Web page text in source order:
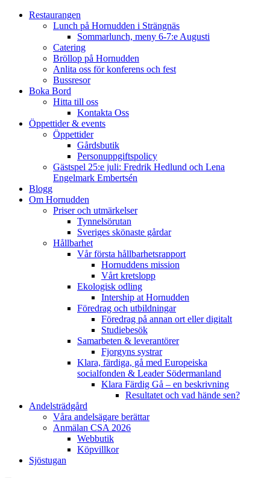
Restaurangen
Lunch på Hornudden i Strängnäs
Sommarlunch, meny 6-7:e Augusti
Catering
Bröllop på Hornudden
Anlita oss för konferens och fest
Bussresor
Boka Bord
Hitta till oss
Kontakta Oss
Öppettider & events
Öppettider
Gårdsbutik
Personuppgiftspolicy
Gästspel 25:e juli: Fredrik Hedlund och Lena
Engelmark Embertsén
Blogg
Om Hornudden
Priser och utmärkelser
Tynnelsörutan
Sveriges skönaste gårdar
Hållbarhet
Vår första hållbarhetsrapport
Hornuddens mission
Vårt kretslopp
Ekologisk odling
Intership at Hornudden
Föredrag och utbildningar
Föredrag på annan ort eller digitalt
Studiebesök
Samarbeten & leverantörer
Fjorgyns systrar
Klara, färdiga, gå med Europeiska
socialfonden & Leader Södermanland
Klara Färdig Gå – en beskrivning
Resultatet och vad hände sen?
Andelsträdgård
Våra andelsägare berättar
Anmälan CSA 2026
Webbutik
Köpvillkor
Sjöstugan